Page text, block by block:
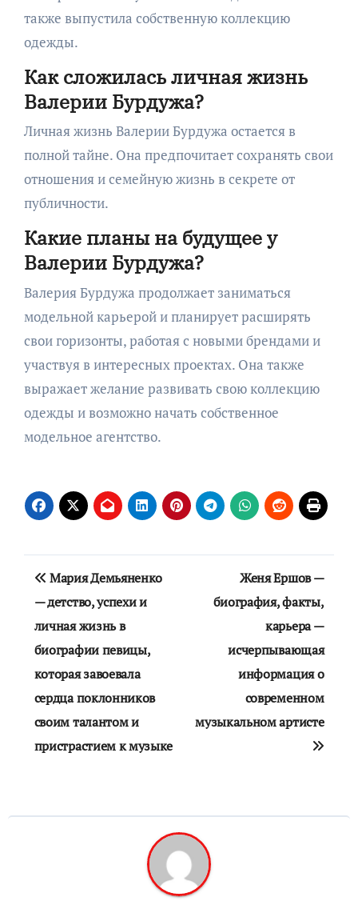
также выпустила собственную коллекцию
одежды.
Как сложилась личная жизнь
Валерии Бурдужа?
Личная жизнь Валерии Бурдужа остается в
полной тайне. Она предпочитает сохранять свои
отношения и семейную жизнь в секрете от
публичности.
Какие планы на будущее у
Валерии Бурдужа?
Валерия Бурдужа продолжает заниматься
модельной карьерой и планирует расширять
свои горизонты, работая с новыми брендами и
участвуя в интересных проектах. Она также
выражает желание развивать свою коллекцию
одежды и возможно начать собственное
модельное агентство.
Навигация
по
записям
Мария Демьяненко
— детство, успехи и
личная жизнь в
биографии певицы,
которая завоевала
сердца поклонников
своим талантом и
пристрастием к музыке
Женя Ершов —
биография, факты,
карьера —
исчерпывающая
информация о
современном
музыкальном артисте